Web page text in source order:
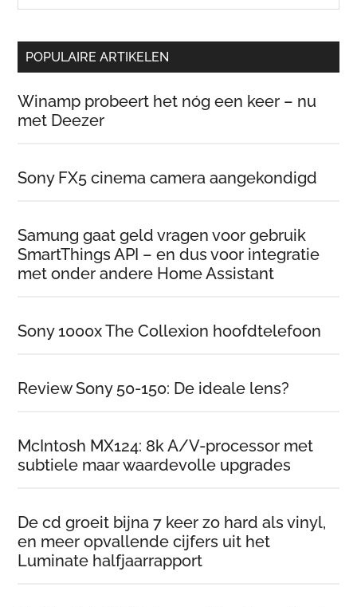
site
POPULAIRE ARTIKELEN
Winamp probeert het nóg een keer – nu
met Deezer
Sony FX5 cinema camera aangekondigd
Samung gaat geld vragen voor gebruik
SmartThings API – en dus voor integratie
met onder andere Home Assistant
Sony 1000x The Collexion hoofdtelefoon
Review Sony 50-150: De ideale lens?
McIntosh MX124: 8k A/V-processor met
subtiele maar waardevolle upgrades
De cd groeit bijna 7 keer zo hard als vinyl,
en meer opvallende cijfers uit het
Luminate halfjaarrapport